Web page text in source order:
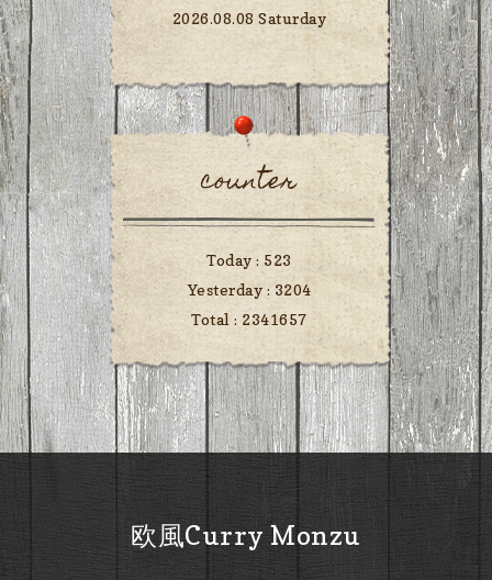
2026.08.08 Saturday
counter
Today : 523
Yesterday : 3204
Total : 2341657
欧風Curry Monzu